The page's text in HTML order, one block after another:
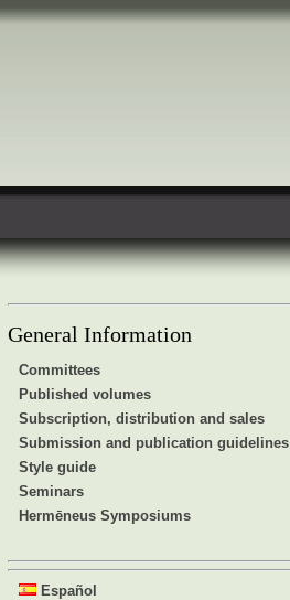
General Information
Committees
Published volumes
Subscription, distribution and sales
Submission and publication guidelines
Style guide
Seminars
Hermēneus Symposiums
Español